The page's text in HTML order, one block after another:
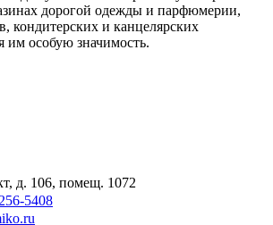
дорогой одежды и парфюмерии,
кондитерских и канцелярских
им особую значимость.
д. 106, помещ. 1072
5408